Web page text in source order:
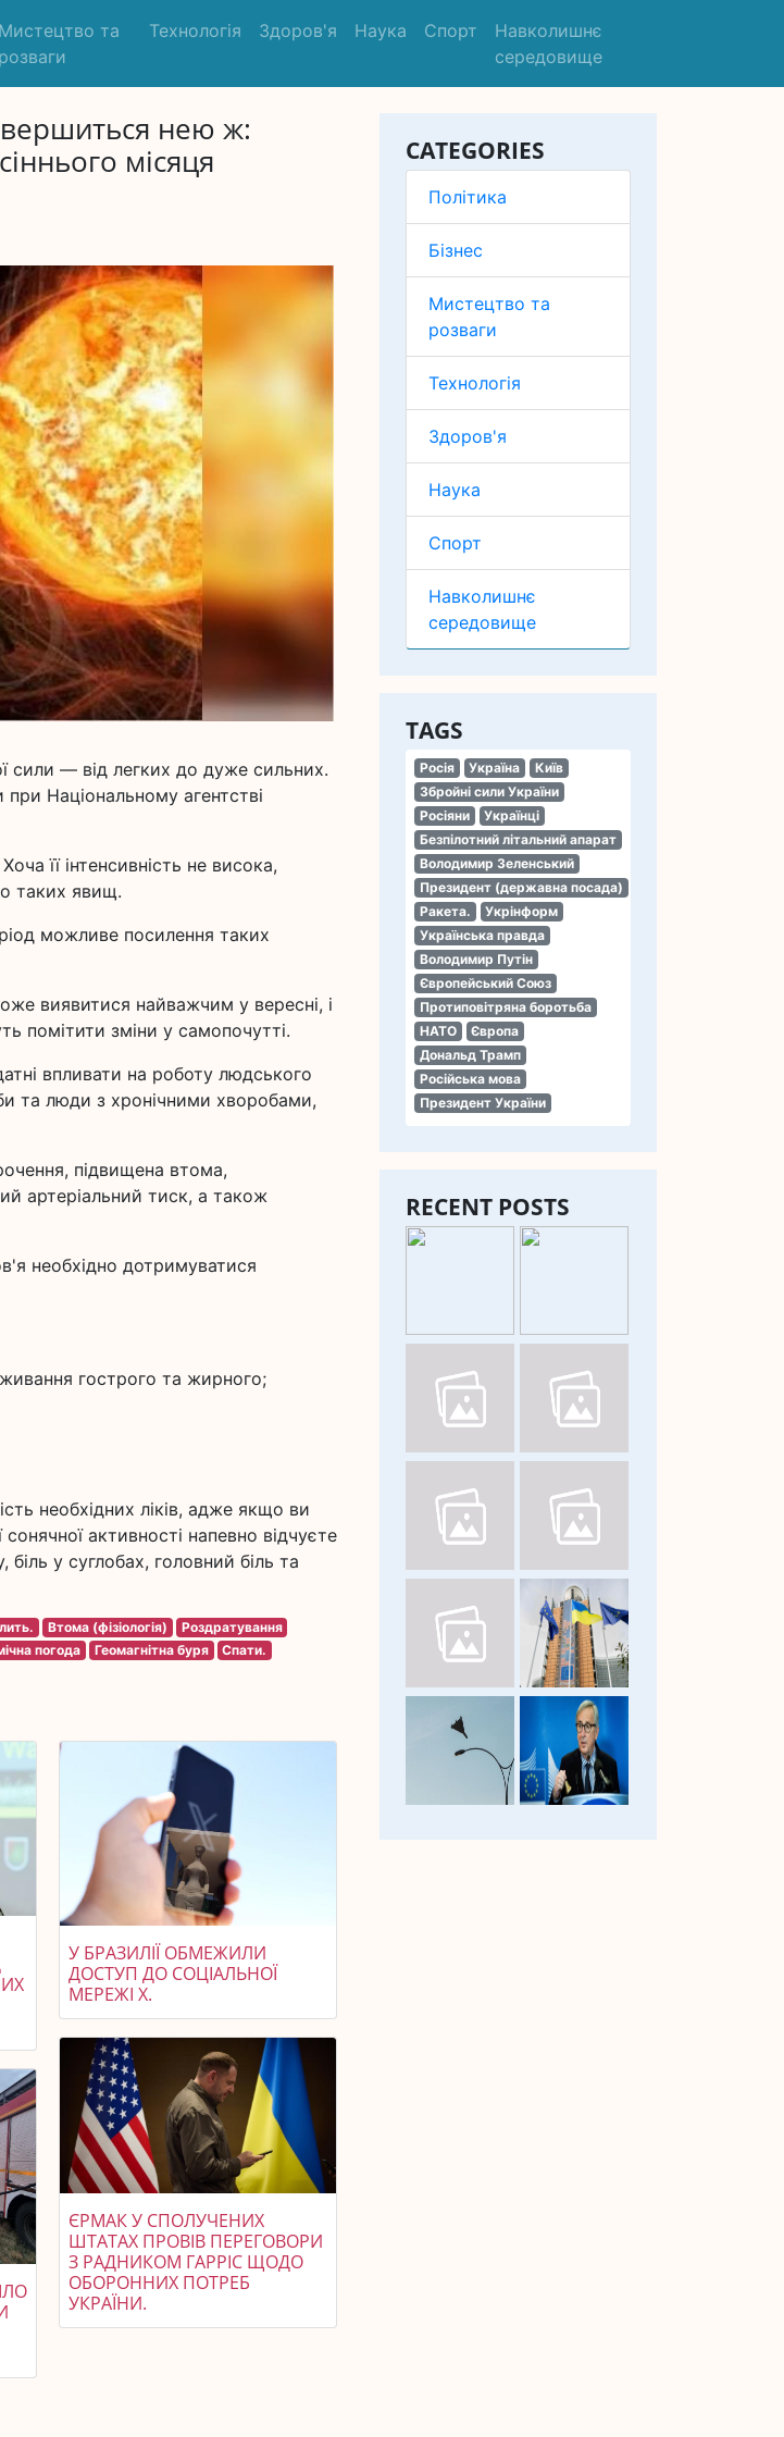
Мистецтво та
розваги
Технологія Здоров'я Наука Спорт
Навколишнє
середовище
CATEGORIES
Політика
Бізнес
Мистецтво та
розваги
Технологія
Здоров'я
Наука
Спорт
Навколишнє
середовище
TAGS
Росія Україна
Київ
Збройні сили України
Росіяни
Українці
Безпілотний літальний апарат
Володимир Зеленський
Президент (державна посада)
Ракета.
Укрінформ
Українська правда
Володимир Путін
Європейський Союз
Протиповітряна боротьба
НАТО
Європа
Дональд Трамп
Російська мова
Президент України
RECENT POSTS
нею ж:
місяця
сили — від легких до дуже сильних.
Національному агентстві
її інтенсивність не висока,
таких явищ.
можливе посилення таких
виявитися найважчим у вересні, і
помітити зміни у самопочутті.
впливати на роботу людського
та люди з хронічними хворобами,
підвищена втома,
артеріальний тиск, а також
необхідно дотримуватися
гострого та жирного;
необхідних ліків, адже якщо ви
активності напевно відчуєте
у суглобах, головний біль та
Втома (фізіологія)
Роздратування
погода Геомагнітна буря
Спати.
У БРАЗИЛІЇ ОБМЕЖИЛИ
ДОСТУП ДО СОЦІАЛЬНОЇ
МЕРЕЖІ X.
ЄРМАК У СПОЛУЧЕНИХ
ШТАТАХ ПРОВІВ ПЕРЕГОВОРИ
З РАДНИКОМ ГАРРІС ЩОДО
ОБОРОННИХ ПОТРЕБ
УКРАЇНИ.